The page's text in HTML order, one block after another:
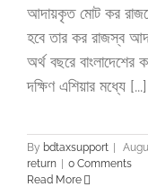
আদায়কৃত মোট কর
হবে তার কর রাজস্ব
অর্থ বছরে
দক্ষিণ এশিয়ার মধ্যে [...]
By bdtaxsupport |
return | 0 Comments
Read More